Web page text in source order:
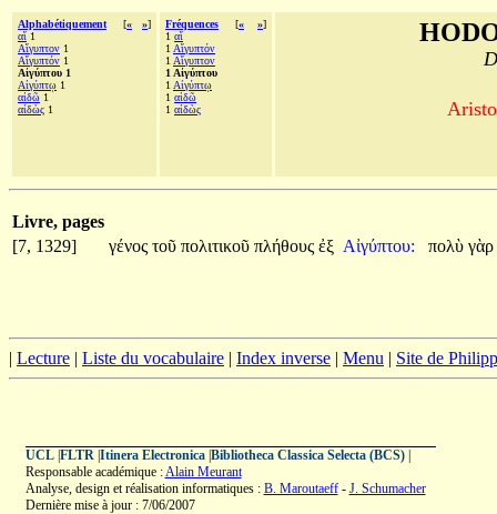
Alphabétiquement [« »]
αἵ 1
Αἴγυπτον 1
Αἴγυπτόν 1
Αἰγύπτου 1
Αἰγύπτῳ 1
αἰδῶ 1
αἰδὼς 1
Fréquences [« »]
1 αἵ
1 Αἴγυπτόν
1 Αἴγυπτον
1 Αἰγύπτου
1 Αἰγύπτῳ
1 αἰδῶ
1 αἰδὼς
Livre, pages
[7, 1329]
γένος τοῦ πολιτικοῦ πλήθους ἐξ Αἰγύπτου: πολὺ γὰρ
| Lecture | Liste du vocabulaire | Index inverse | Menu | Site de
UCL| FLTR| Itinera Electronica| Bibliotheca Classica Selecta (BCS)|
Responsable académique :Alain Meurant
Analyse, design et réalisation informatiques : B. Maroutaeff- J. Schumacher
Dernière mise à jour : 7/06/2007